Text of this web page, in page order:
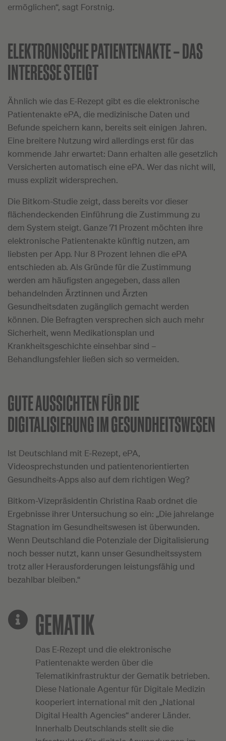
ermöglichen“, sagt Forstnig.
ELEKTRONISCHE PATIENTENAKTE –DAS
INTERESSE STEIGT
Ähnlich wie das E-Rezept gibt es die elektronische
Patientenakte ePA, die medizinische Daten und
Befunde speichern kann, bereits seit einigen Jahren.
Eine breitere Nutzung wird allerdings erst für das
kommende Jahr erwartet: Dann erhalten alle gesetzlich
Versicherten automatisch eine ePA. Wer das nicht will,
muss explizit widersprechen.
Die Bitkom-Studie zeigt, dass bereits vor dieser
flächendeckenden Einführung die Zustimmung zu
dem System steigt. Ganze 71 Prozent möchten ihre
elektronische Patientenakte künftig nutzen, am
liebsten per App. Nur 8 Prozent lehnen die ePA
entschieden ab. Als Gründe für die Zustimmung
werden am häufigsten angegeben, dass allen
behandelnden Ärztinnen und Ärzten
Gesundheitsdaten zugänglich gemacht werden
können. Die Befragten versprechen sich auch mehr
Sicherheit, wenn Medikationsplan und
Krankheitsgeschichte einsehbar sind –
Behandlungsfehler ließen sich so vermeiden.
GUTE AUSSICHTEN FÜR DIE
DIGITALISIERUNG IM GESUNDHEITSWESEN
Ist Deutschland mit E-Rezept, ePA,
Videosprechstunden und patientenorientierten
Gesundheits-Apps also auf dem richtigen Weg?
Bitkom-Vizepräsidentin Christina Raab ordnet die
Ergebnisse ihrer Untersuchung so ein: „Die jahrelange
Stagnation im Gesundheitswesen ist überwunden.
Wenn Deutschland die Potenziale der Digitalisierung
noch besser nutzt, kann unser Gesundheitssystem
trotz aller Herausforderungen leistungsfähig und
bezahlbar bleiben.“
GEMATIK
Das E-Rezept und die elektronische
Patientenakte werden über die
Telematikinfrastruktur der Gematik betrieben.
Diese Nationale Agentur für Digitale Medizin
kooperiert international mit den „National
Digital Health Agencies“ anderer Länder.
Innerhalb Deutschlands stellt sie die